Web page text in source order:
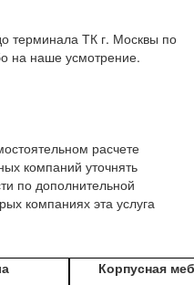
терминала ТК г. Москвы по
на наше усмотрение.
расчете
компаний уточнять
по дополнительной
компаниях эта услуга
Корпусная